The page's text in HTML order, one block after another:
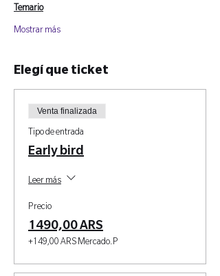
Temario
Mostrar más
Elegí que ticket
Venta finalizada
Tipo de entrada
Early bird
Leer más
Precio
1490,00 ARS
+149,00 ARS Mercado.P